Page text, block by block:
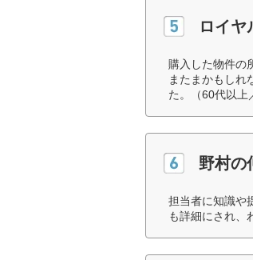
ロイヤ
購入した物件の
またまかもしれ
た。（60代以上
野村の
担当者に知識や
も詳細にされ、